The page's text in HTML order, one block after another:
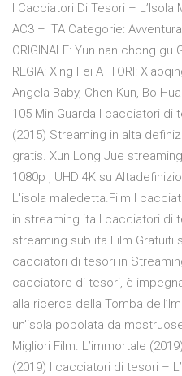
I Cacciatori Di Tesori – L’Isola
AC3 – iTA Categorie:
ORIGINALE: Yun nan chong gu
REGIA: Xing Fei ATTORI:
Angela Baby, Chen Kun, Bo
105 Min Guarda I cacciatori di
(2015) Streaming in alta
gratis. Xun Long Jue
1080p , UHD 4K su
L'isola maledetta.Film I
in streaming ita.I cacciatori di
streaming sub ita.Film Gratuiti
cacciatori di tesori in
cacciatore di tesori, è
alla ricerca della Tomba
un’isola popolata da
Migliori Film. L’immortale
(2019) I cacciatori di tesori –